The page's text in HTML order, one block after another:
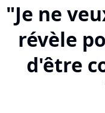
"Je ne
révèle
d'être